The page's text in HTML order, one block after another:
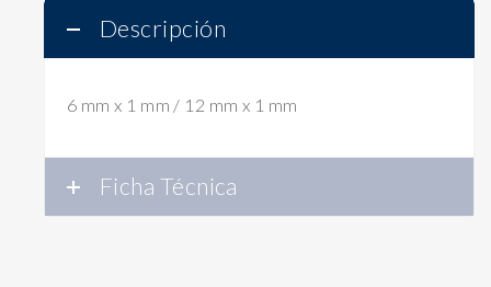
Descripción
6 mm x 1 mm / 12 mm x 1 mm
Ficha Técnica